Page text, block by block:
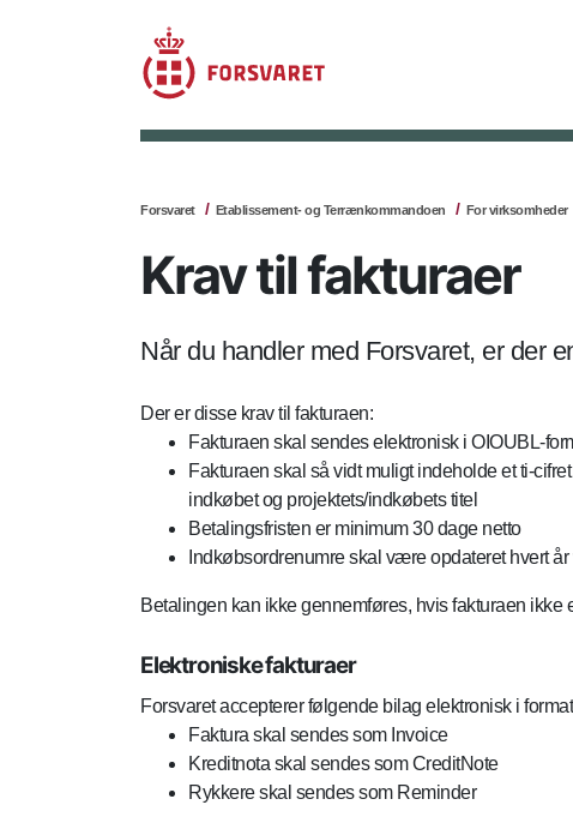
Forsvaret Etablissement- og Terrænkommandoen For virksomheder
Krav til fakturaer
Når du handler med Forsvaret, er
Der er disse krav til fakturaen:
Fakturaen skal sendes elektronisk i OIOUBL-
Fakturaen skal så vidt muligt indeholde et ti-
indkøbet og projektets/indkøbets titel
Betalingsfristen er minimum 30 dage netto
Indkøbsordrenumre skal være opdateret hvert år
Betalingen kan ikke gennemføres, hvis fakturaen ikke
Elektroniske fakturaer
Forsvaret accepterer følgende bilag elektronisk i
Faktura skal sendes som Invoice
Kreditnota skal sendes som CreditNote
Rykkere skal sendes som Reminder